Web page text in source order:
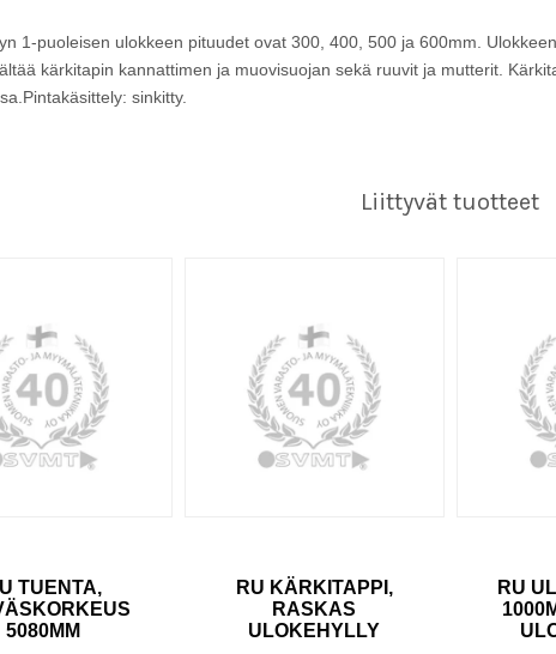
1-puoleisen ulokkeen pituudet ovat 300, 400, 500 ja 600mm.
kärkitapin kannattimen ja muovisuojan sekä ruuvit ja mutterit.
sinkitty.
Liittyvät tuotteet
TUENTA,
5080MM
RU KÄRKITAPPI,
RASKAS
ULOKEHYLLY
RU